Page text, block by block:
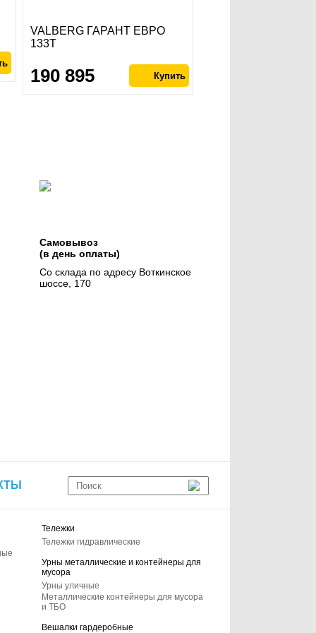
VALBERG ГАРАНТ ЕВРО
133Т
190 895
Самовывоз
(в день оплаты)
Со склада по адресу Воткинское
шоссе, 170
Тележки
Тележки гидравлические
Урны металлические и контейнеры для
мусора
Урны уличные
Металлические контейнеры для мусора
и ТБО
Вешалки гардеробные